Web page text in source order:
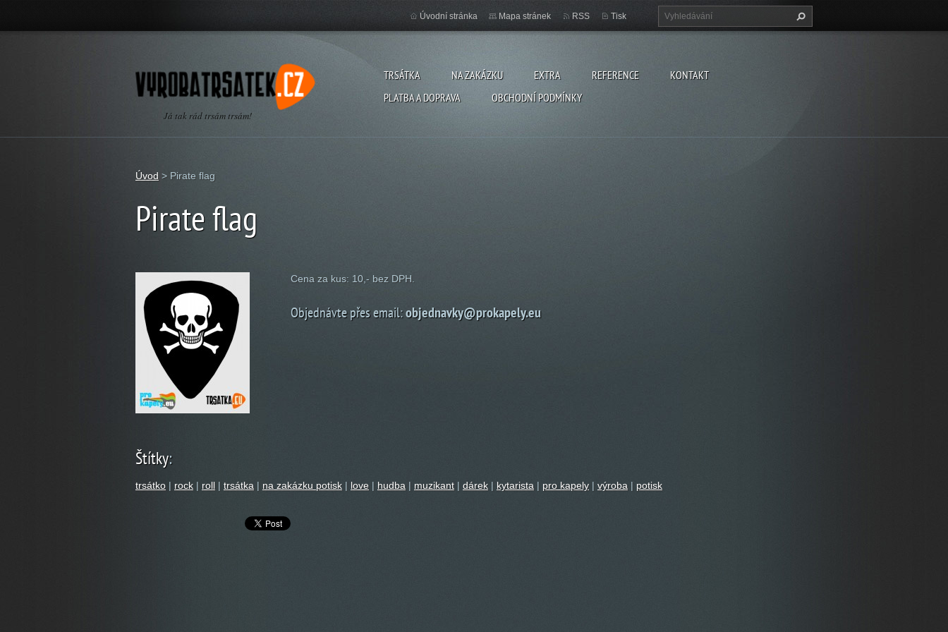
Já tak rád trsám trsám!
TRSÁTKA NA ZAKÁZKU EXTRA REFERENCE
KONTAKT
PLATBA A DOPRAVA
OBCHODNÍ PODMÍNKY
Úvodní stránka Mapa stránek RSS Tisk
Úvod > Pirate flag
Pirate flag
Cena za kus: 10,- bez DPH.
Objednávte přes email:objednavky@prokapely.eu
Štítky:
trsátko | rock | roll | trsátka | na zakázku potisk | love | hudba | muzikant | dárek | kytarista | pro kapely | výroba | potisk